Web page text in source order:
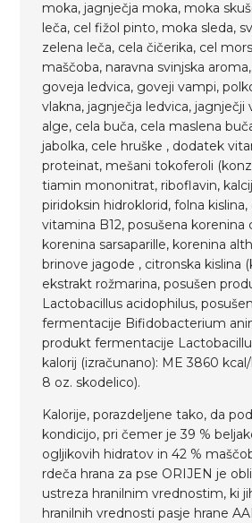
moka, jagnječja moka, moka
leča, cel fižol pinto, moka sleda,
zelena leča, cela čičerika, cel
maščoba, naravna svinjska
goveja ledvica, goveji vampi,
vlakna, jagnječja ledvica, jagnječji
alge, cela buča, cela maslena
jabolka, cele hruške , dodatek
proteinat, mešani tokoferoli
tiamin mononitrat, riboflavin,
piridoksin hidroklorid, folna
vitamina B12, posušena korenina
korenina sarsaparille, korenina
brinove jagode , citronska kislina
ekstrakt rožmarina, posušen
Lactobacillus acidophilus,
fermentacije Bifidobacterium
produkt fermentacije
kalorij (izračunano): ME 3860
8 oz. skodelico).
Kalorije, porazdeljene tako, da
kondicijo, pri čemer je 39 %
ogljikovih hidratov in 42 %
rdeča hrana za pse ORIJEN je
ustreza hranilnim vrednostim, ki
hranilnih vrednosti pasje hrane